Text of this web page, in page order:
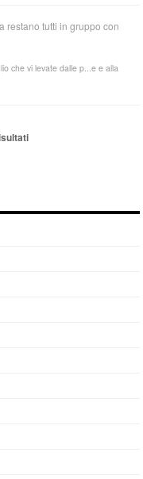
restano tutti in gruppo con
che vi levate dalle p...e e alla